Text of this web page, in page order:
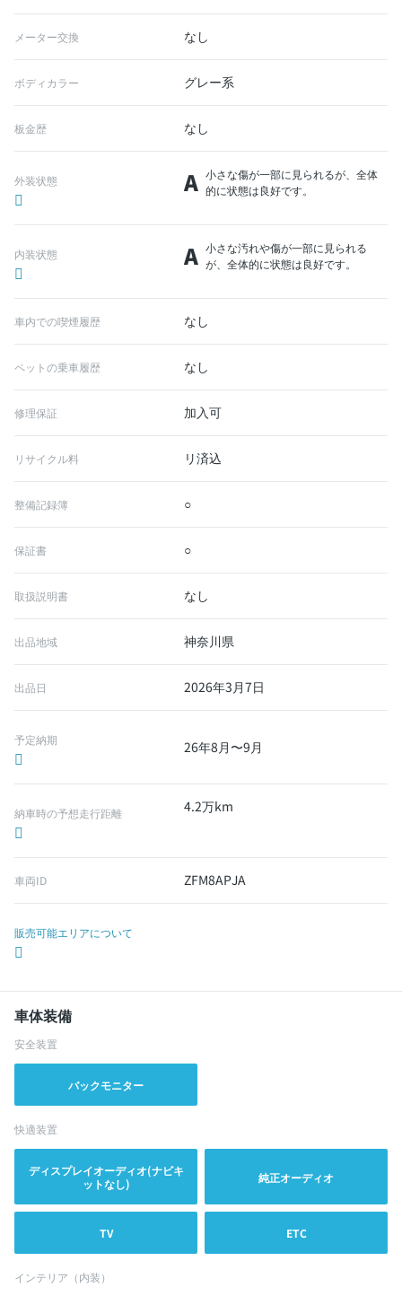
メーター交換 なし
ボディカラー グレー系
板金歴 なし
外装状態 A 小さな傷が一部に見られるが、全体
的に状態は良好です。
内装状態 A 小さな汚れや傷が一部に見られる
が、全体的に状態は良好です。
車内での喫煙履歴 なし
ペットの乗車履歴 なし
修理保証 加入可
リサイクル料 リ済込
整備記録簿 ○
保証書 ○
取扱説明書 なし
出品地域 神奈川県
出品日 2026年3月7日
予定納期 26年8月〜9月
納車時の予想走行距離 4.2万km
車両ID ZFM8APJA
販売可能エリアについて
車体装備
安全装置
バックモニター
快適装置
ディスプレイオーディオ(ナビキ
ットなし)
純正オーディオ
TV ETC
インテリア（内装）